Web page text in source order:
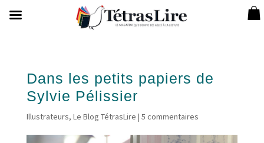
Dans les petits papiers de
Sylvie Pélissier
Illustrateurs, Le Blog TétrasLire | 5 commentaires